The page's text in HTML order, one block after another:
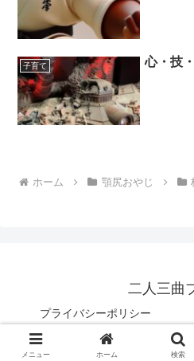
子育て 心・技
ホーム 顎尻おやじ
二人三曲
プライバシーポリシー
© 2023 二人三
メニュー ホーム 検索